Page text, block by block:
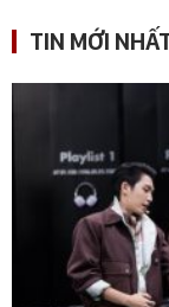
TIN MỚI